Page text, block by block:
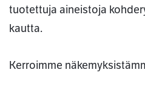
tuotettuja aineistoja
kautta.
Kerroimme